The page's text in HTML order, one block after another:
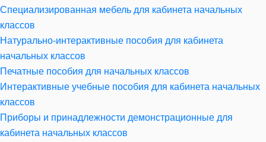
Специализированная мебель для кабинета начальных
классов
Натурально-интерактивные пособия для кабинета
начальных классов
Печатные пособия для начальных классов
Интерактивные учебные пособия для кабинета начальных
классов
Приборы и принадлежности демонстрационные для
кабинета начальных классов